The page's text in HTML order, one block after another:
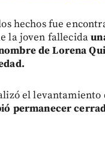
hechos fue
la joven fallecida
de Lorena
el levantamiento
permanecer